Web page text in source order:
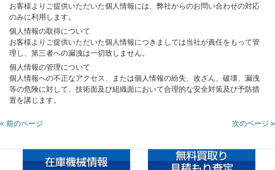
お客様よりご提供いただいた個人情報には、弊社からのお問い合わせの対応
のみに利用します。
個人情報の取得について
お客様よりご提供いただいた個人情報につきましては当社が責任をもって管
理し、第三者への漏洩は一切致しません。
個人情報の管理について
個人情報への不正なアクセス、または個人情報の紛失、改ざん、破壊、漏洩
等の危険に対して、技術面及び組織面において合理的な安全対策及び予防措
置を講じます。
« 前のページ 次のページ »